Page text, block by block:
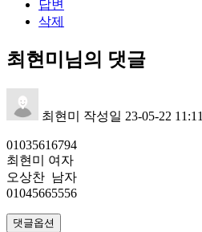
답변
삭제
최현미님의 댓글
최현미 작성일 23-05-22 11:11
01035616794
최현미 여자
오상찬 남자
01045665556
댓글옵션